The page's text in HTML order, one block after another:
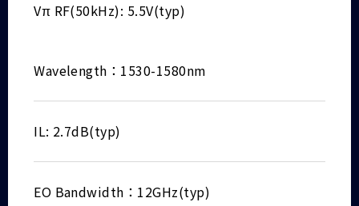
Vπ RF(50kHz): 5.5V(typ)
Wavelength：1530-1580nm
IL: 2.7dB(typ)
EO Bandwidth：12GHz(typ)